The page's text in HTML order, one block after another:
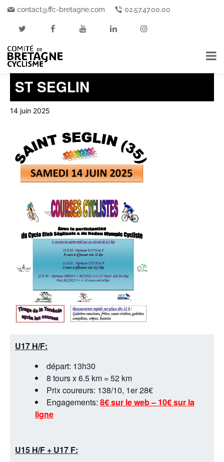
contact@ffc-bretagne.com 02.57.47.00.00
« Tous les Événements
Cet événement est passé.
ST SEGLIN
14 juin 2025
U17 H/F:
départ: 13h30
8 tours x 6.5 km = 52 km
Prix coureurs: 138/10, 1er 28€
Engagements: 8€ sur le web – 10€ sur la
ligne
U15 H/F + U17 F: